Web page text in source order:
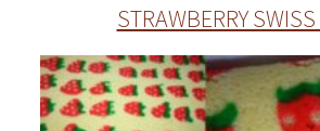
STRAWBERRY